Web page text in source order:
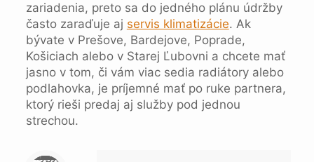
zariadenia, preto sa do jedného plánu údržby
často zaraďuje aj servis klimatizácie. Ak
bývate v Prešove, Bardejove, Poprade,
Košiciach alebo v Starej Ľubovni a chcete mať
jasno v tom, či vám viac sedia radiátory alebo
podlahovka, je príjemné mať po ruke partnera,
ktorý rieši predaj aj služby pod jednou
strechou.
Warning
: Trying to access array offset on null in
/data/1/4/149a9a91-3acc-4306-8eec-62104a76cbc2/skica.online/web/wp-content/themes/betheme-child/includes/content-single.php
on line
286